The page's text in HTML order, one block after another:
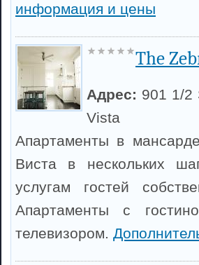
информация и цены
The
Адрес: 901 1/2
Vista
Апартаменты в
Виста в нескольких
услугам гостей
Апартаменты с
телевизором.